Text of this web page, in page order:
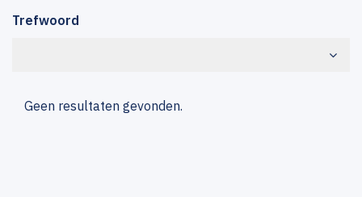
Trefwoord
Geen resultaten gevonden.